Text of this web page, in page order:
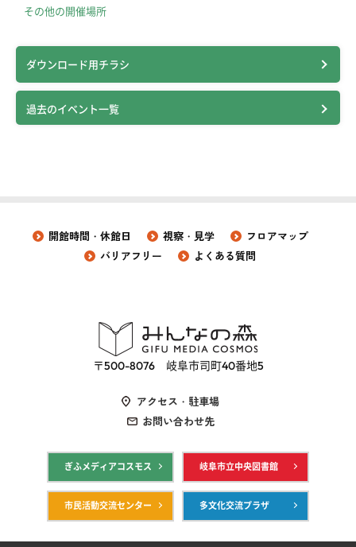
その他の開催場所
ダウンロード用チラシ
過去のイベント一覧
開館時間・休館日 視察・見学
フロアマップ
バリアフリー
よくある質問
〒500-8076 岐阜市司町40番地5
アクセス・駐車場
お問い合わせ先
ぎふメディアコスモス 岐阜市立中央図書館
市民活動交流センター 多文化交流プラザ